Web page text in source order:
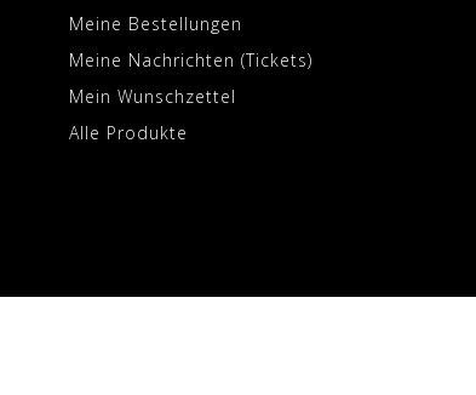
Meine Bestellungen
Meine Nachrichten (Tickets)
Mein Wunschzettel
Alle Produkte